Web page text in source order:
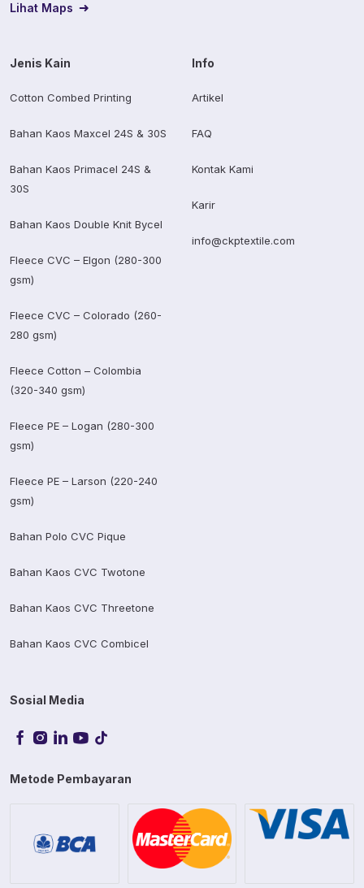
Lihat Maps
Jenis Kain
Cotton Combed Printing
Bahan Kaos Maxcel 24S & 30S
Bahan Kaos Primacel 24S &
30S
Bahan Kaos Double Knit Bycel
Fleece CVC – Elgon (280-300
gsm)
Fleece CVC – Colorado (260-
280 gsm)
Fleece Cotton – Colombia
(320-340 gsm)
Fleece PE – Logan (280-300
gsm)
Fleece PE – Larson (220-240
gsm)
Bahan Polo CVC Pique
Bahan Kaos CVC Twotone
Bahan Kaos CVC Threetone
Bahan Kaos CVC Combicel
Info
Artikel
FAQ
Kontak Kami
Karir
info@ckptextile.com
Sosial Media
Metode Pembayaran